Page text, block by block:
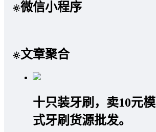
微信小程序
文章聚合
十只装牙刷，卖10元模
式牙刷货源批发。